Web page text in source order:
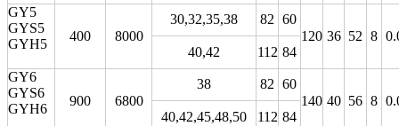
GY5
GYS5
GYH5
400 8000
30,32,35,38 82 60
120 36 52 8
40,42
112 84
GY6
GYS6
GYH6
900 6800
38 82 60
140 40 56 8
40,42,45,48,50
112 84